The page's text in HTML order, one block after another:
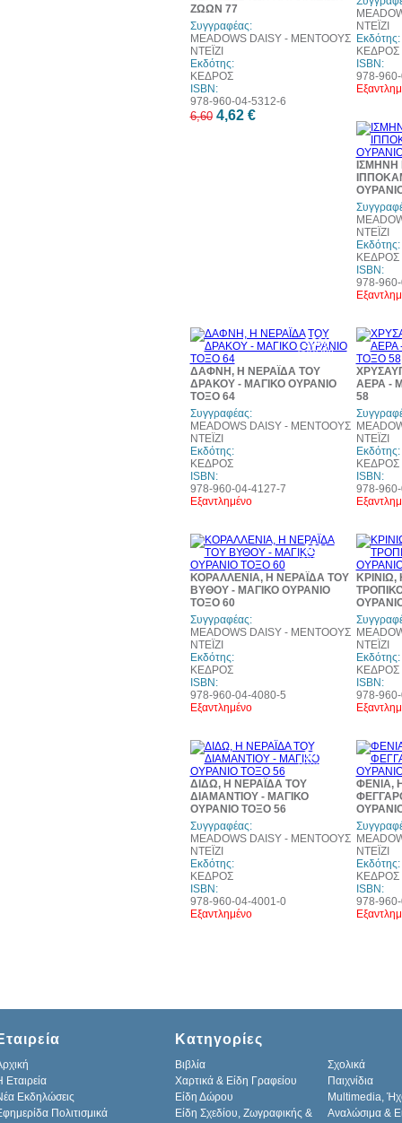
ΖΩΩΝ 77
Συγγραφέας:
MEADOWS DAISY - ΜΕΝΤΟΟΥΣ
ΝΤΕΪΖΙ
Εκδότης:
ΚΕΔΡΟΣ
ISBN:
978-960-04-5312-6
6,60 4,62 €
ΝΤΕΪΖΙ
Εκδότης:
ΚΕΔΡΟΣ
ISBN:
978-
ΝΤΕΪΖΙ
Εκδότης:
ΚΕΔΡΟΣ
ISBN:
978-
30%
έκπτωση
ΔΑΦΝΗ, Η ΝΕΡΑΪΔΑ ΤΟΥ
ΔΡΑΚΟΥ - ΜΑΓΙΚΟ ΟΥΡΑΝΙΟ
ΤΟΞΟ 64
Συγγραφέας:
MEADOWS DAISY - ΜΕΝΤΟΟΥΣ
ΝΤΕΪΖΙ
Εκδότης:
ΚΕΔΡΟΣ
ISBN:
978-960-04-4127-7
Εξαντλημένο
ΑΕΡΑ -
58
ΝΤΕΪΖΙ
Εκδότης:
ΚΕΔΡΟΣ
ISBN:
978-
30%
έκπτωση
ΚΟΡΑΛΛΕΝΙΑ, Η ΝΕΡΑΪΔΑ ΤΟΥ
ΒΥΘΟΥ - ΜΑΓΙΚΟ ΟΥΡΑΝΙΟ
ΤΟΞΟ 60
Συγγραφέας:
MEADOWS DAISY - ΜΕΝΤΟΟΥΣ
ΝΤΕΪΖΙ
Εκδότης:
ΚΕΔΡΟΣ
ISBN:
978-960-04-4080-5
Εξαντλημένο
ΝΤΕΪΖΙ
Εκδότης:
ΚΕΔΡΟΣ
ISBN:
978-
30%
έκπτωση
ΔΙΔΩ, Η ΝΕΡΑΪΔΑ ΤΟΥ
ΔΙΑΜΑΝΤΙΟΥ - ΜΑΓΙΚΟ
ΟΥΡΑΝΙΟ ΤΟΞΟ 56
Συγγραφέας:
MEADOWS DAISY - ΜΕΝΤΟΟΥΣ
ΝΤΕΪΖΙ
Εκδότης:
ΚΕΔΡΟΣ
ISBN:
978-960-04-4001-0
Εξαντλημένο
ΦΕΝΙΑ,
ΝΤΕΪΖΙ
Εκδότης:
ΚΕΔΡΟΣ
ISBN:
978-
Εταιρεία
Εκδηλώσεις
Πολιτισμικά
Κατηγορίες
Βιβλία
Σχολικά
Χαρτικά & Είδη Γραφείου
Παιχνίδια
Είδη Δώρου
Multimedia,
Είδη Σχεδίου, Ζωγραφικής &
Αναλώσιμα &